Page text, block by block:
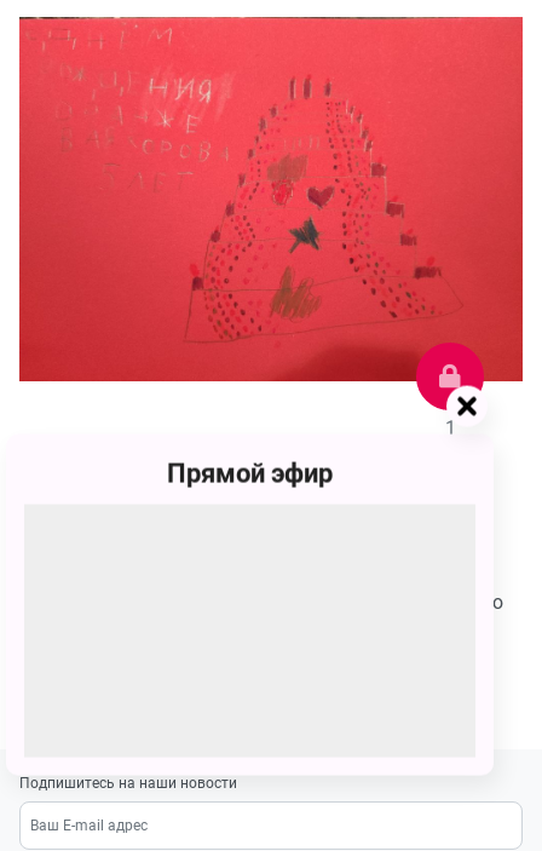
1
Софья Хайдаровна Шакирова
лучшего дня рождения " Оранжевой коровы". Желаю
Подпишитесь на наши новости
Прямой эфир